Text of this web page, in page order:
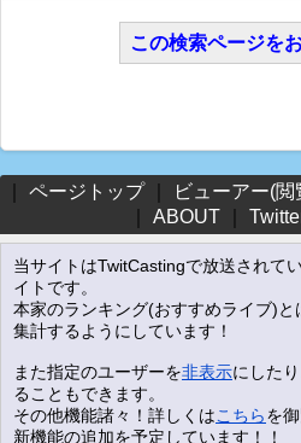
この検索ページを
ページトップ｜ ビューアー(閲
ABOUT｜
当サイトはTwitCastingで放送されて
イトです。
本家のランキング(おすすめライブ)
集計するようにしています！
また指定のユーザーを非表示にした
ることもできます。
その他機能諸々！詳しくはこちらを
新機能の追加を予定しています！！